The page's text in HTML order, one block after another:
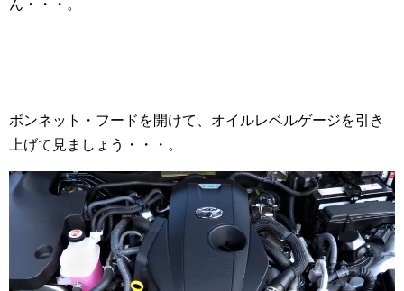
ん・・・。
ボンネット・フードを開けて、オイルレベルゲージを引き
上げて見ましょう・・・。